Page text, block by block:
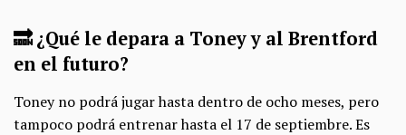
🔜 ¿Qué le depara a Toney y al Brentford
en el futuro?
Toney no podrá jugar hasta dentro de ocho meses, pero
tampoco podrá entrenar hasta el 17 de septiembre. Es